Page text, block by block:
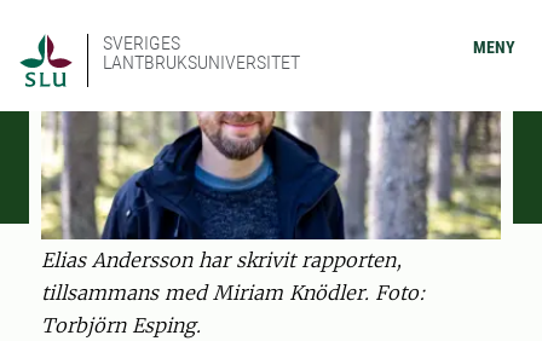
SVERIGES
LANTBRUKSUNIVERSITET
MENY
Elias Andersson har skrivit rapporten,
tillsammans med Miriam Knödler. Foto:
Torbjörn Esping.